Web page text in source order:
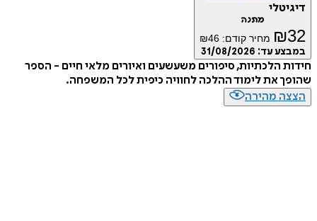
דיגיטלי
מתנה
₪32 מחיר קודם: ₪46
במבצע עד: 31/08/2026
חידות הלכתיות, סיפורים משעשעים ואיורים מלאי חיים - הספר
שהופך את לימוד ההלכה לחוויה כיפית לכל המשפחה.
הצצה מהירה